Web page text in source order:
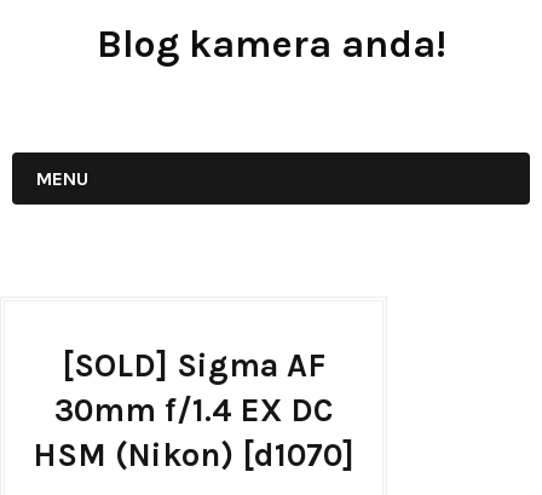
Blog kamera anda!
MENU
[SOLD] Sigma AF
30mm f/1.4 EX DC
HSM (Nikon) [d1070]